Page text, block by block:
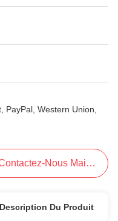
PayPal, Western Union,
Nous Maintenant
Description Du Produit